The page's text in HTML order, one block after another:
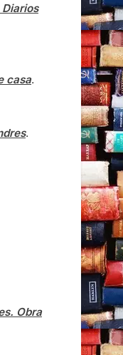
casa.
.
Obra